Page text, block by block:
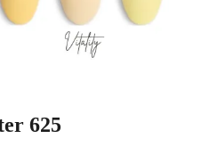
625